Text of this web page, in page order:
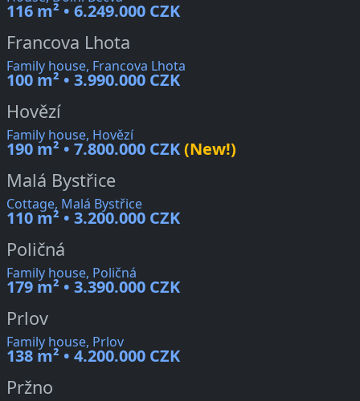
116 m² • 6.249.000 CZK
Francova Lhota
Family house, Francova Lhota
100 m² • 3.990.000 CZK
Hovězí
Family house, Hovězí
190 m² • 7.800.000 CZK(New!)
Malá Bystřice
Cottage, Malá Bystřice
110 m² • 3.200.000 CZK
Poličná
Family house, Poličná
179 m² • 3.390.000 CZK
Prlov
Family house, Prlov
138 m² • 4.200.000 CZK
Pržno